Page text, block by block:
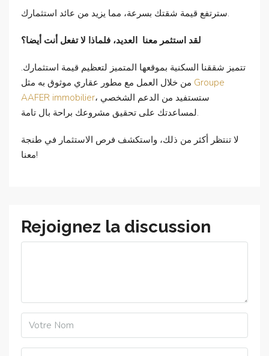
سترتفع قيمة شقتك بسرعة، مما يزيد من عائد استثمارك.
لقد استثمر معنا العديد، فلماذا لا تفعل أنت أيضا؟
تتميز شققنا السكنية بموقعها المتميز لتعظيم قيمة استثمارك.
Groupe
AAFER immobilier، ستستفيد من الدعم الشخصي
لمساعدتك على تحقيق مشروعك براحة بال تامة.
لا تنتظر أكثر من ذلك، واستكشف فرص الاستثمار في طنجة
معنا!
Rejoignez la discussion